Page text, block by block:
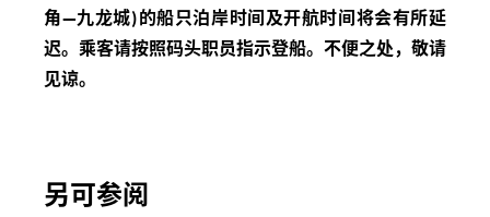
角—九龙城)的船只泊岸时间及开航时间将会有所延
迟。乘客请按照码头职员指示登船。不便之处，敬请
见谅。
另可参阅